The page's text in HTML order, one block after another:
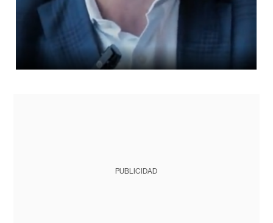
PUBLICIDAD